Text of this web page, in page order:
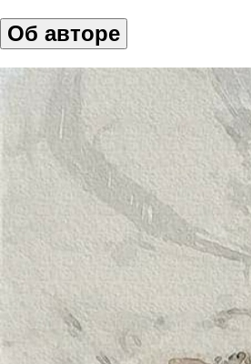
Об авторе